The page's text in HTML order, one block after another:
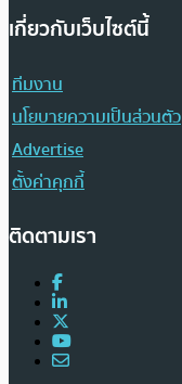
เกี่ยวกับเว็บไซต์นี้
ทีมงาน
นโยบายความเป็นส่วนตัว
Advertise
ตั้งค่าคุกกี้
ติดตามเรา